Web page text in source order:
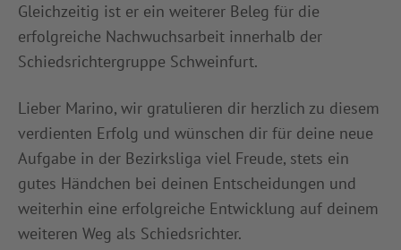
Gleichzeitig ist er ein weiterer Beleg für die
erfolgreiche Nachwuchsarbeit innerhalb der
Schiedsrichtergruppe Schweinfurt.
Lieber Marino, wir gratulieren dir herzlich zu diesem
verdienten Erfolg und wünschen dir für deine neue
Aufgabe in der Bezirksliga viel Freude, stets ein
gutes Händchen bei deinen Entscheidungen und
weiterhin eine erfolgreiche Entwicklung auf deinem
weiteren Weg als Schiedsrichter.